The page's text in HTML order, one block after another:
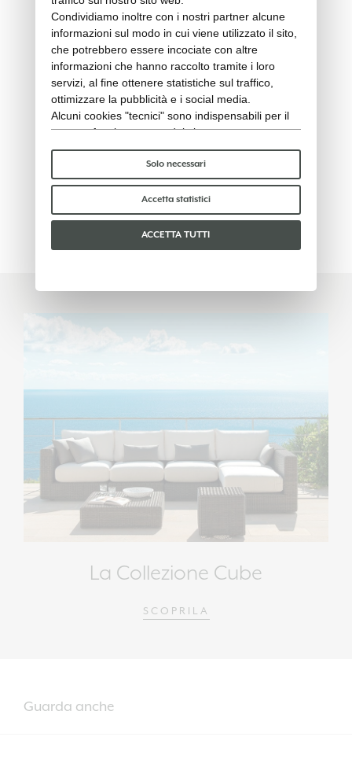
CUBE - Tavolino rettangolare
120x80 (cover protettiva)
Cover protettiva
La Collezione Cube
SCOPRILA
Guarda anche
Condividiamo inoltre con i nostri partner alcune
informazioni sul modo in cui viene utilizzato il sito,
che potrebbero essere incociate con altre
informazioni che hanno raccolto tramite i loro
servizi, al fine ottenere statistiche sul traffico,
ottimizzare la pubblicità e i social media.
Alcuni cookies "tecnici" sono indispensabili per il
corretto funzionamento del sito e non trattano o
condividono con terzi alcun dato personale. Per
saperne di più puoi consultare la nostra
policy.
Per favore, scegli quali cookie accettare:
Solo necessari
Accetta statistici
ACCETTA TUTTI